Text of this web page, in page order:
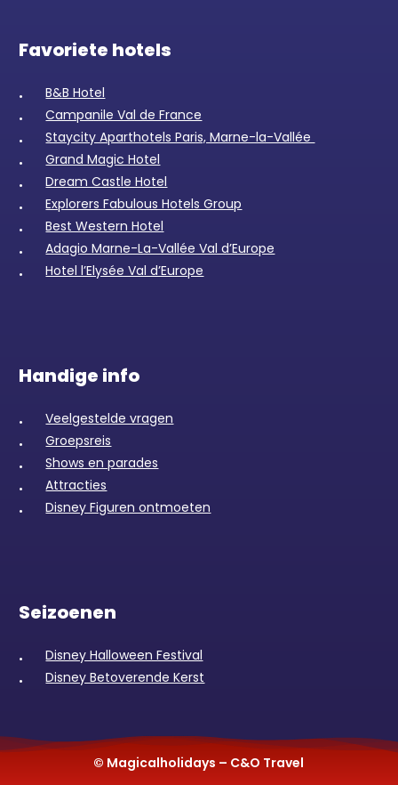
Favoriete hotels
B&B Hotel
Campanile Val de France
Staycity Aparthotels Paris, Marne-la-Vallée
Grand Magic Hotel
Dream Castle Hotel
Explorers Fabulous Hotels Group
Best Western Hotel
Adagio Marne-La-Vallée Val d’Europe
Hotel l’Elysée Val d’Europe
Handige info
Veelgestelde vragen
Groepsreis
Shows en parades
Attracties
Disney Figuren ontmoeten
Seizoenen
Disney Halloween Festival
Disney Betoverende Kerst
© Magicalholidays – C&O Travel